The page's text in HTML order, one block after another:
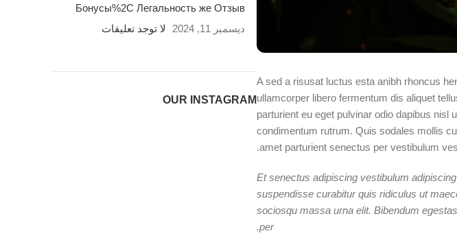
A sed a risusat luctus esta anibh rhoncus
ullamcorper libero fermentum dis aliquet
parturient eu eget pulvinar odio dapibus
condimentum rutrum. Quis sodales mollis
amet parturient senectus per vestibulum
Et senectus adipiscing vestibulum
suspendisse curabitur quis ridiculus ut
sociosqu massa urna elit. Bibendum
per.
Бонусы%2C Легальность же Отзыв
ديسمبر 11, 2024
لا توجد تعليقات
OUR INSTAGRAM